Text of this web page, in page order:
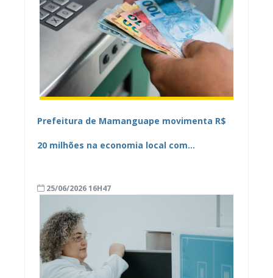
Prefeitura de Mamanguape movimenta R$
20 milhões na economia local com
dias25/06/2026 16H47